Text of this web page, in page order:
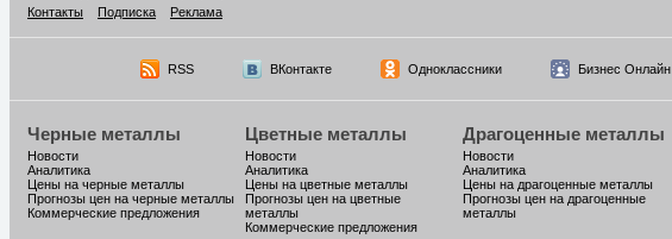
Контакты
Подписка Реклама
RSS ВКонтакте Одноклассники Бизнес Онлайн
Черные металлы
Новости
Аналитика
Цены на черные металлы
Прогнозы цен на черные металлы
Коммерческие предложения
Цветные металлы
Новости
Аналитика
Цены на цветные металлы
Прогнозы цен на цветные
металлы
Коммерческие предложения
Драгоценные металлы
Новости
Аналитика
Цены на драгоценные металлы
Прогнозы цен на драгоценные
металлы